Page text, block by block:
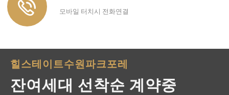
모바일 터치시 전화연결
힐스테이트수원파크포레
잔여세대 선착순 계약중